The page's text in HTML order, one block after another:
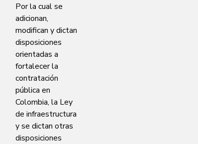
Por la cual se
adicionan,
modifican y dictan
disposiciones
orientadas a
fortalecer la
contratación
pública en
Colombia, la Ley
de infraestructura
y se dictan otras
disposiciones